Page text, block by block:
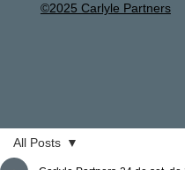
All Posts
©2025 Carlyle Partners